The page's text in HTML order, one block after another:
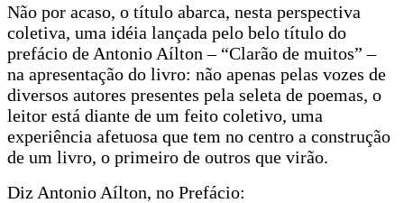
Não por acaso, o título abarca, nesta perspectiva
coletiva, uma idéia lançada pelo belo título do
prefácio de Antonio Aílton – “Clarão de muitos” –
na apresentação do livro: não apenas pelas vozes de
diversos autores presentes pela seleta de poemas, o
leitor está diante de um feito coletivo, uma
experiência afetuosa que tem no centro a construção
de um livro, o primeiro de outros que virão.
Diz Antonio Aílton, no Prefácio: